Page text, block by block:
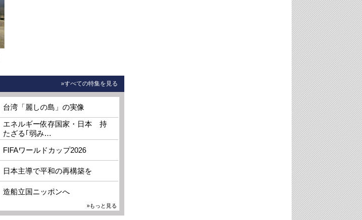
»すべての特集を見る
台湾「麗しの島」の実像
エネルギー依存国家・日本 持
たざる｢弱み…
FIFAワールドカップ2026
日本主導で平和の再構築を
造船立国ニッポンへ
»もっと見る